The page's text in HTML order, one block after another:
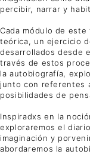
percibir, narrar y
Cada módulo de
teórica, un ejercicio
desarrollados desde
través de estos
la autobiografía,
junto con referentes
posibilidades de
Inspiradxs en la
exploraremos el
imaginación y
abordaremos la